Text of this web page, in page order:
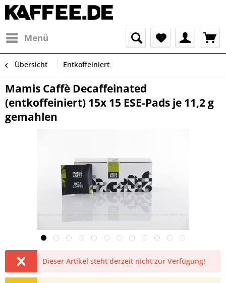
Menü
Übersicht Entkoffeiniert
Mamis Caffè Decaffeinated
(entkoffeiniert) 15x 15 ESE-Pads je 11,2 g
gemahlen
Dieser Artikel steht derzeit nicht zur Verfügung!